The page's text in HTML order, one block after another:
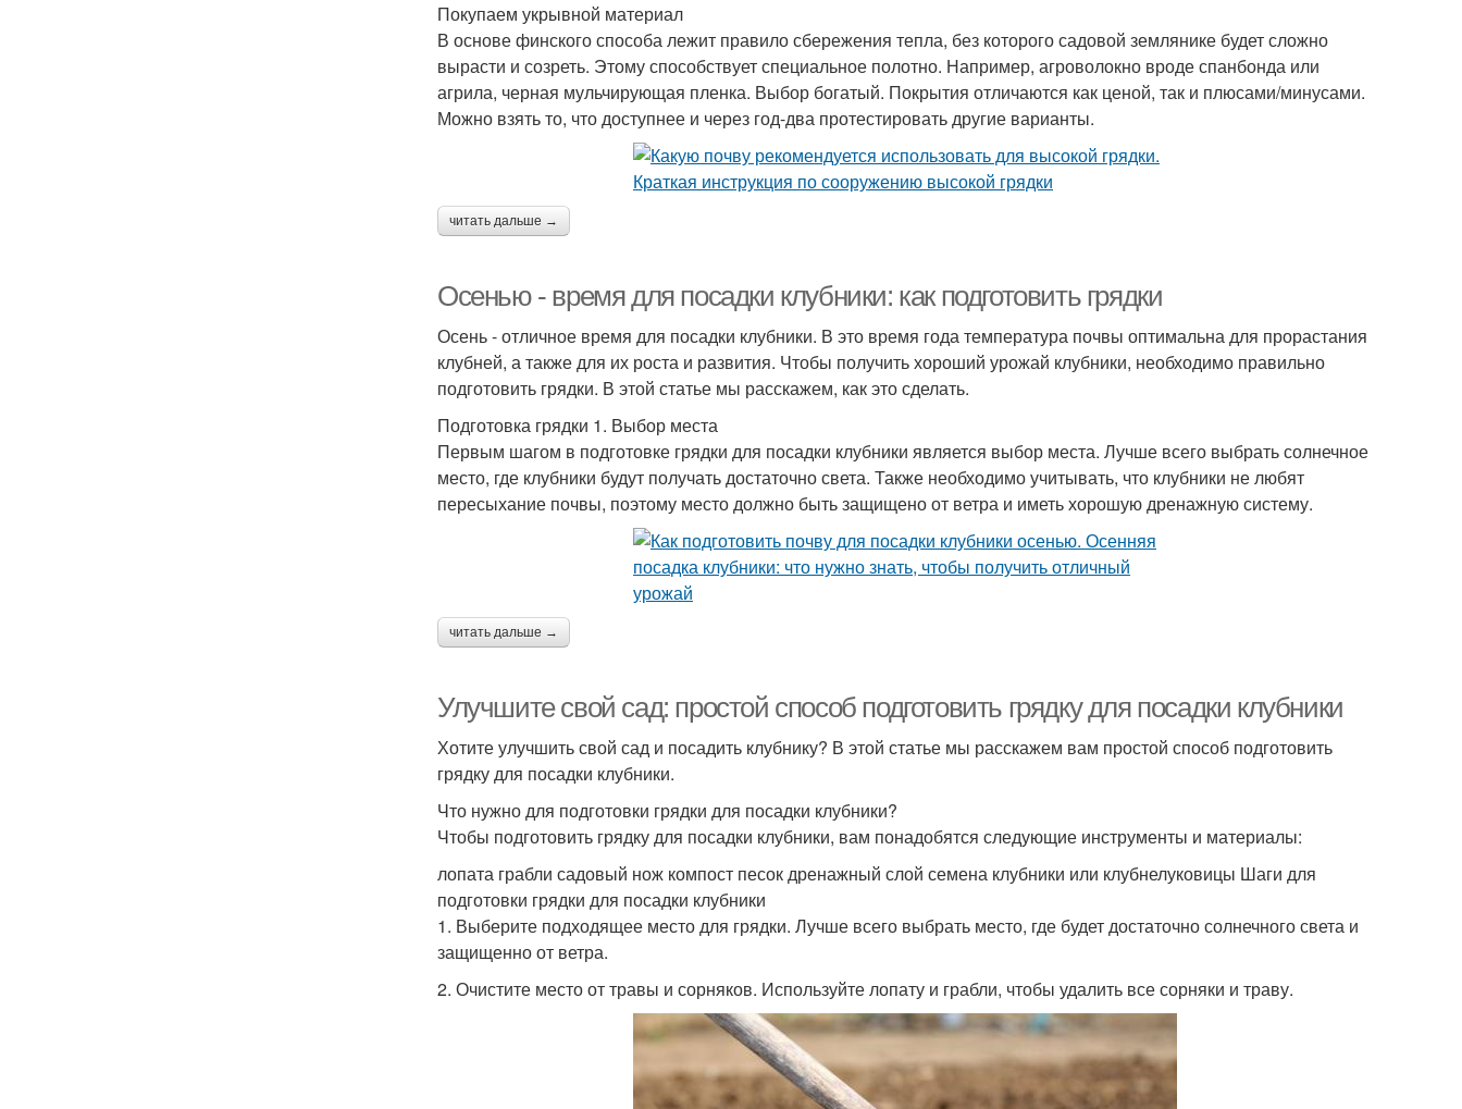
Покупаем укрывной материал
В основе финского способа лежит правило сбережения тепла, без которого садовой землянике будет сложно
вырасти и созреть. Этому способствует специальное полотно. Например, агроволокно вроде спанбонда или
агрила, черная мульчирующая пленка. Выбор богатый. Покрытия отличаются как ценой, так и плюсами/минусами.
Можно взять то, что доступнее и через год-два протестировать другие варианты.
читать дальше →
Осенью - время для посадки клубники: как подготовить грядки
Осень - отличное время для посадки клубники. В это время года температура почвы оптимальна для прорастания
клубней, а также для их роста и развития. Чтобы получить хороший урожай клубники, необходимо правильно
подготовить грядки. В этой статье мы расскажем, как это сделать.
Подготовка грядки 1. Выбор места
Первым шагом в подготовке грядки для посадки клубники является выбор места. Лучше всего выбрать солнечное
место, где клубники будут получать достаточно света. Также необходимо учитывать, что клубники не любят
пересыхание почвы, поэтому место должно быть защищено от ветра и иметь хорошую дренажную систему.
читать дальше →
Улучшите свой сад: простой способ подготовить грядку для посадки клубники
Хотите улучшить свой сад и посадить клубнику? В этой статье мы расскажем вам простой способ подготовить
грядку для посадки клубники.
Что нужно для подготовки грядки для посадки клубники?
Чтобы подготовить грядку для посадки клубники, вам понадобятся следующие инструменты и материалы:
лопата грабли садовый нож компост песок дренажный слой семена клубники или клубнелуковицы Шаги для
подготовки грядки для посадки клубники
1. Выберите подходящее место для грядки. Лучше всего выбрать место, где будет достаточно солнечного света и
защищенно от ветра.
2. Очистите место от травы и сорняков. Используйте лопату и грабли, чтобы удалить все сорняки и траву.